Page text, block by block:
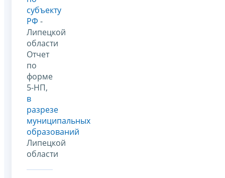
субъекту
РФ -
Липецкой
области
Отчет
по
форме
5-НП,
в
разрезе
муниципальных
образований
Липецкой
области